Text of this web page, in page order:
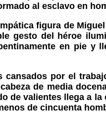
al esclavo en
figura de
gesto del héroe
en pie y
cansados por el
de media
de valientes llega a la
de cincuenta